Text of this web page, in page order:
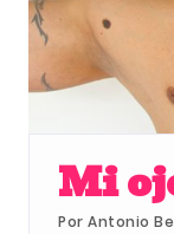
Mi
Por Antonio